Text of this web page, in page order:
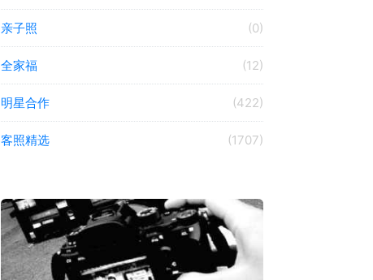
亲子照 (0)
全家福 (12)
明星合作 (422)
客照精选 (1707)